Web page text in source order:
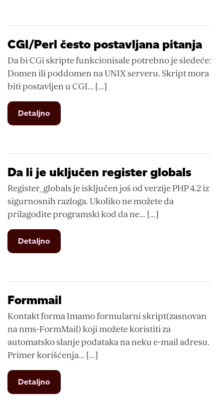
radi
CGI/Perl često postavljana pitanja
Da bi CGi skripte funkcionisale potrebno je sledeće:
Domen ili poddomen na UNIX serveru. Skript mora
biti postavljen u CGI... [...]
Detaljno
CGI/Perl
pitanja
Da li je uključen register globals
Register_globals je isključen još od verzije PHP 4.2 iz
sigurnosnih razloga. Ukoliko ne možete da
prilagodite programski kod da ne... [...]
Detaljno
Da
uključen
globals
Formmail
Kontakt forma Imamo formularni skript(zasnovan
na nms-FormMail) koji možete koristiti za
automatsko slanje podataka na neku e-mail adresu.
Primer korišćenja... [...]
Detaljno
Formmail